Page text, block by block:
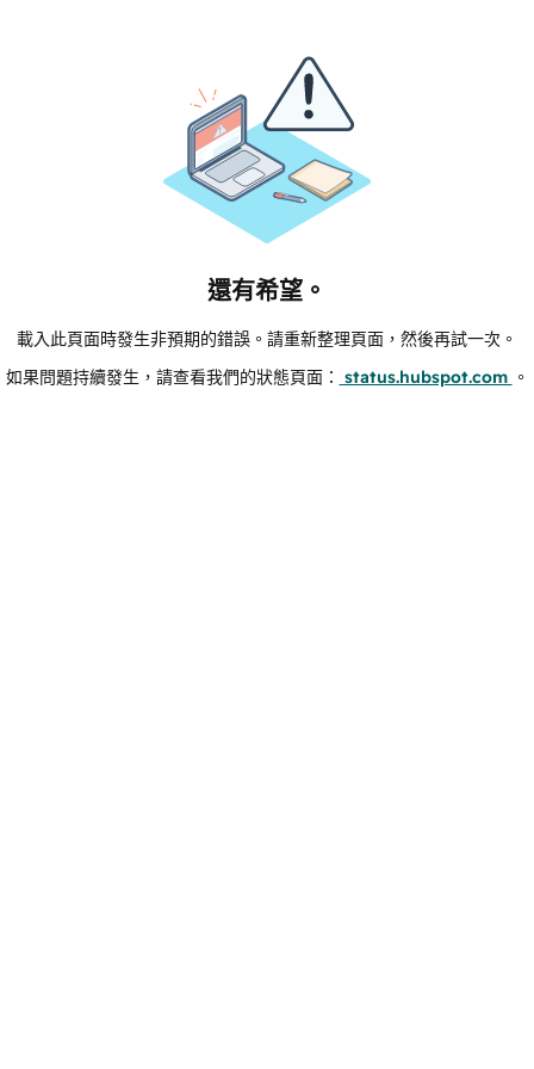
還有希望。
載入此頁面時發生非預期的錯誤。請重新整理頁面，然後再試一次。
如果問題持續發生，請查看我們的狀態頁面： status.hubspot.com 。